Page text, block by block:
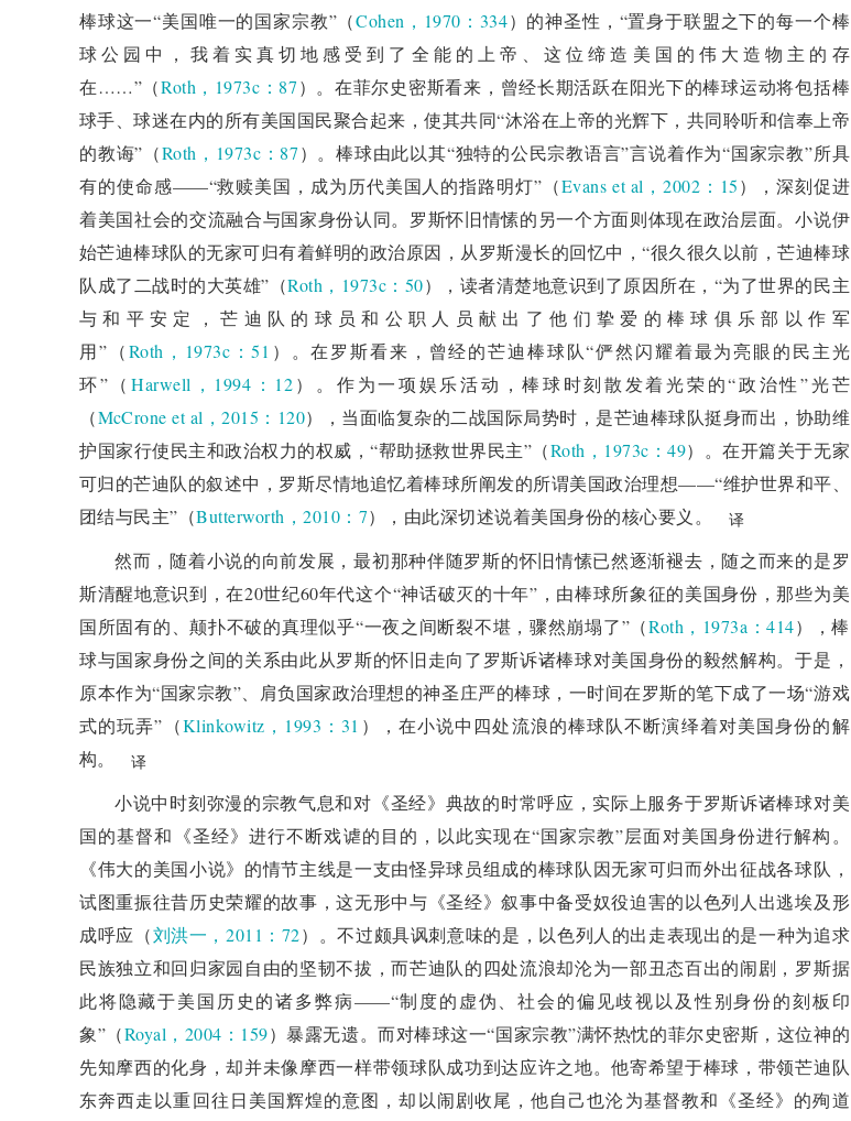
棒球这一“美国唯一的国家宗教”（Cohen，1970：334）的神圣性，“置身于联盟之下的每一个棒
球公园中，我着实真切地感受到了全能的上帝、这位缔造美国的伟大造物主的存
在……”（Roth，1973c：87）。在菲尔史密斯看来，曾经长期活跃在阳光下的棒球运动将包括棒
球手、球迷在内的所有美国国民聚合起来，使其共同“沐浴在上帝的光辉下，共同聆听和信奉上帝
的教诲”（Roth，1973c：87）。棒球由此以其“独特的公民宗教语言”言说着作为“国家宗教”所具
有的使命感——“救赎美国，成为历代美国人的指路明灯”（Evans et al，2002：15），深刻促进
着美国社会的交流融合与国家身份认同。罗斯怀旧情愫的另一个方面则体现在政治层面。小说伊
始芒迪棒球队的无家可归有着鲜明的政治原因，从罗斯漫长的回忆中，“很久很久以前，芒迪棒球
队成了二战时的大英雄”（Roth，1973c：50），读者清楚地意识到了原因所在，“为了世界的民主
与和平安定，芒迪队的球员和公职人员献出了他们挚爱的棒球俱乐部以作军
用”（Roth，1973c：51 ）。在罗斯看来，曾经的芒迪棒球队“俨然闪耀着最为亮眼的民主光
环”（Harwell，1994：12）。作为一项娱乐活动，棒球时刻散发着光荣的“政治性”光芒
（McCrone et al，2015：120），当面临复杂的二战国际局势时，是芒迪棒球队挺身而出，协助维
护国家行使民主和政治权力的权威，“帮助拯救世界民主”（Roth，1973c：49）。在开篇关于无家
可归的芒迪队的叙述中，罗斯尽情地追忆着棒球所阐发的所谓美国政治理想——“维护世界和平、
团结与民主”（Butterworth，2010：7），由此深切述说着美国身份的核心要义。 译
然而，随着小说的向前发展，最初那种伴随罗斯的怀旧情愫已然逐渐褪去，随之而来的是罗
斯清醒地意识到，在20世纪60年代这个“神话破灭的十年”，由棒球所象征的美国身份，那些为美
国所固有的、颠扑不破的真理似乎“一夜之间断裂不堪，骤然崩塌了”（Roth，1973a：414），棒
球与国家身份之间的关系由此从罗斯的怀旧走向了罗斯诉诸棒球对美国身份的毅然解构。于是，
原本作为“国家宗教”、肩负国家政治理想的神圣庄严的棒球，一时间在罗斯的笔下成了一场“游戏
式的玩弄”（Klinkowitz，1993：31 ），在小说中四处流浪的棒球队不断演绎着对美国身份的解
构。
译
小说中时刻弥漫的宗教气息和对《圣经》典故的时常呼应，实际上服务于罗斯诉诸棒球对美
国的基督和《圣经》进行不断戏谑的目的，以此实现在“国家宗教”层面对美国身份进行解构。
《伟大的美国小说》的情节主线是一支由怪异球员组成的棒球队因无家可归而外出征战各球队，
试图重振往昔历史荣耀的故事，这无形中与《圣经》叙事中备受奴役迫害的以色列人出逃埃及形
成呼应（刘洪一，2011：72）。不过颇具讽刺意味的是，以色列人的出走表现出的是一种为追求
民族独立和回归家园自由的坚韧不拔，而芒迪队的四处流浪却沦为一部丑态百出的闹剧，罗斯据
此将隐藏于美国历史的诸多弊病——“制度的虚伪、社会的偏见歧视以及性别身份的刻板印
象”（Royal，2004：159）暴露无遗。而对棒球这一“国家宗教”满怀热忱的菲尔史密斯，这位神的
先知摩西的化身，却并未像摩西一样带领球队成功到达应许之地。他寄希望于棒球，带领芒迪队
东奔西走以重回往日美国辉煌的意图，却以闹剧收尾，他自己也沦为基督教和《圣经》的殉道